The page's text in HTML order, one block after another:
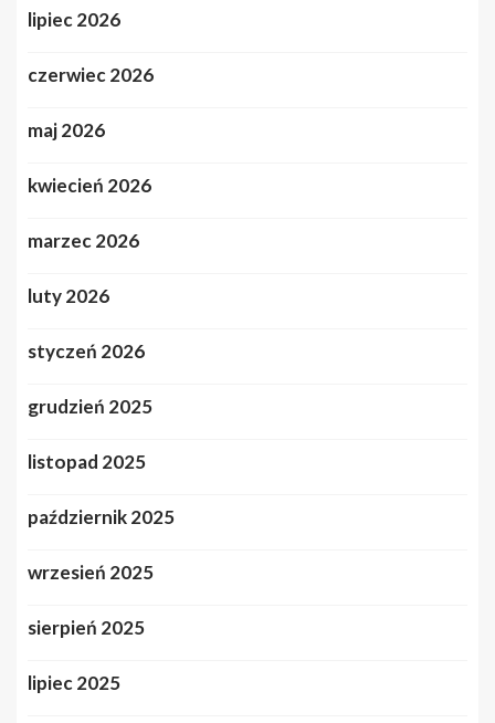
lipiec 2026
czerwiec 2026
maj 2026
kwiecień 2026
marzec 2026
luty 2026
styczeń 2026
grudzień 2025
listopad 2025
październik 2025
wrzesień 2025
sierpień 2025
lipiec 2025